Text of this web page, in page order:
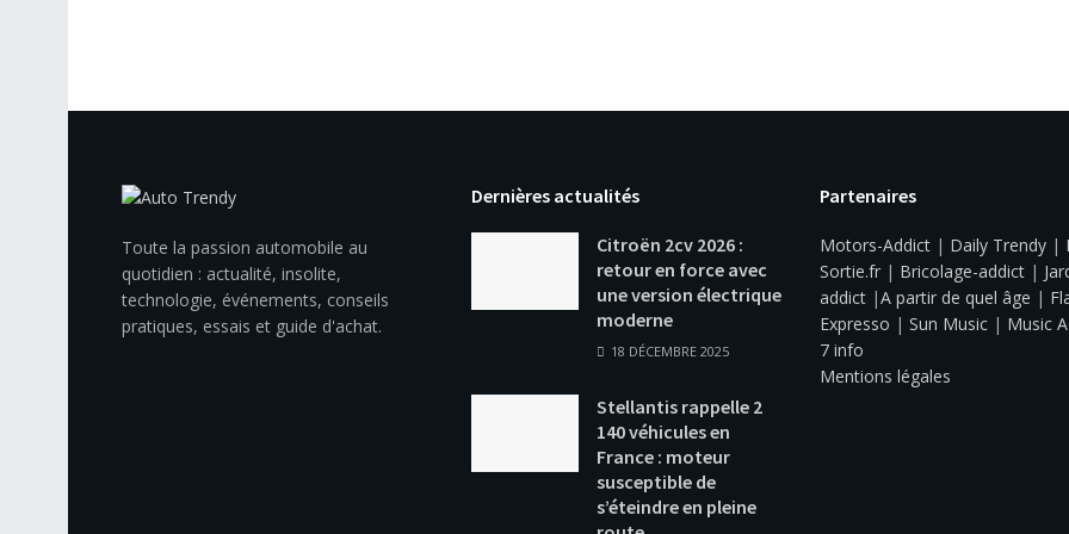
Toute la passion automobile au
quotidien : actualité, insolite,
technologie, événements, conseils
pratiques, essais et guide d'achat.
Dernières actualités
Citroën 2cv 2026 :
retour en force avec
une version électrique
moderne
18 DÉCEMBRE 2025
Stellantis rappelle 2
140 véhicules en
France : moteur
susceptible de
s’éteindre en pleine
Partenaires
Motors-Addict | Daily Trendy |
Sortie.fr | Bricolage-addict |
addict |A partir de quel âge |
Expresso | Sun Music | Music
7 info
Mentions légales